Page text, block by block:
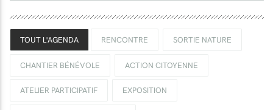
TOUT L'AGENDA RENCONTRE SORTIE NATURE
CHANTIER BÉNÉVOLE ACTION CITOYENNE
ATELIER PARTICIPATIF EXPOSITION